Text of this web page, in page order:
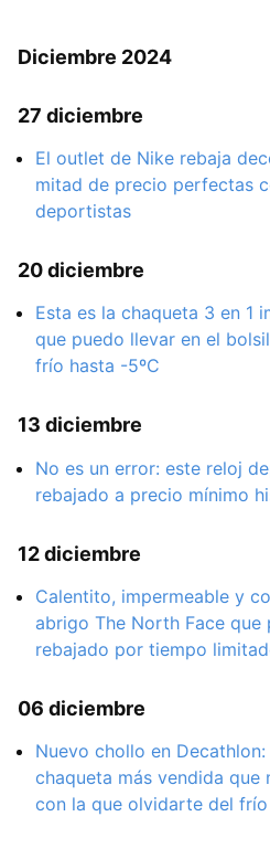
Diciembre 2024
27 diciembre
El outlet de Nike rebaja
mitad de precio perfectas
deportistas
20 diciembre
Esta es la chaqueta 3 en 1
que puedo llevar en el
frío hasta -5ºC
13 diciembre
No es un error: este reloj
rebajado a precio mínimo
12 diciembre
Calentito, impermeable y
abrigo The North Face que
rebajado por tiempo
06 diciembre
Nuevo chollo en
chaqueta más vendida que
con la que olvidarte del